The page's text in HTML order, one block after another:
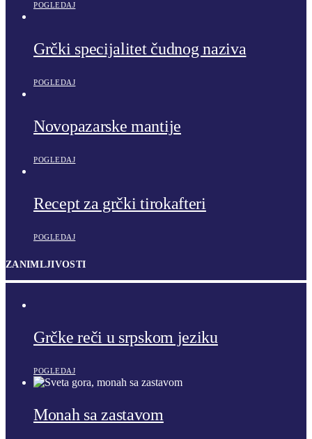
POGLEDAJ
Grčki specijalitet čudnog naziva
POGLEDAJ
Novopazarske mantije
POGLEDAJ
Recept za grčki tirokafteri
POGLEDAJ
ZANIMLJIVOSTI
Grčke reči u srpskom jeziku
POGLEDAJ
Monah sa zastavom